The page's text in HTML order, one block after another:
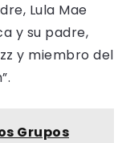
Lula Mae
y su padre,
y miembro del
Grupos